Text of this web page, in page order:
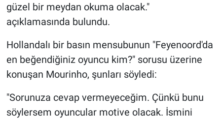
güzel bir meydan okuma olacak."
açıklamasında bulundu.
Hollandalı bir basın mensubunun "Feyenoord'da
en beğendiğiniz oyuncu kim?" sorusu üzerine
konuşan Mourinho, şunları söyledi:
"Sorunuza cevap vermeyeceğim. Çünkü bunu
söylersem oyuncular motive olacak. İsmini